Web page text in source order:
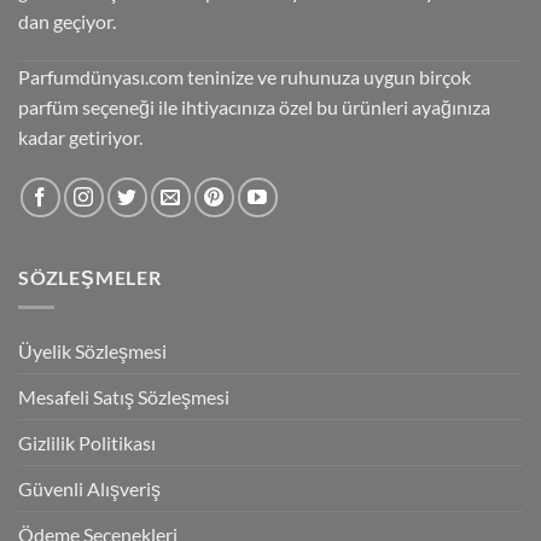
dan geçiyor.
Parfumdünyası.com teninize ve ruhunuza uygun birçok
parfüm seçeneği ile ihtiyacınıza özel bu ürünleri ayağınıza
kadar getiriyor.
SÖZLEŞMELER
Üyelik Sözleşmesi
Mesafeli Satış Sözleşmesi
Gizlilik Politikası
Güvenli Alışveriş
Ödeme Seçenekleri